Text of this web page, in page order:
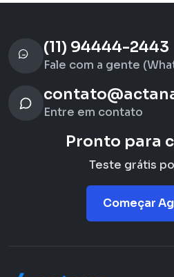
(11) 94444-2443
Fale com a gente
Entre em contato
Pronto para
Teste grátis
Começar